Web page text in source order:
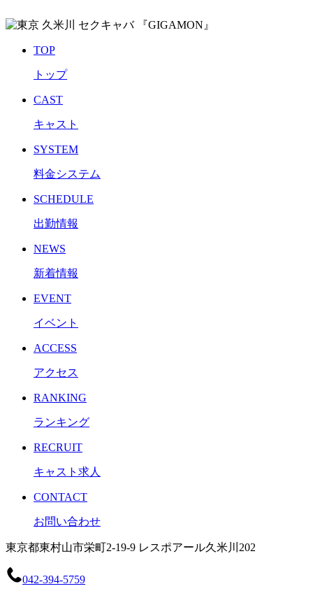
TOP
トップ
CAST
キャスト
SYSTEM
料金システム
SCHEDULE
出勤情報
NEWS
新着情報
EVENT
イベント
ACCESS
アクセス
RANKING
ランキング
RECRUIT
キャスト求人
CONTACT
お問い合わせ
東京都東村山市栄町2-19-9 レスポアール久米川202
042-394-5759